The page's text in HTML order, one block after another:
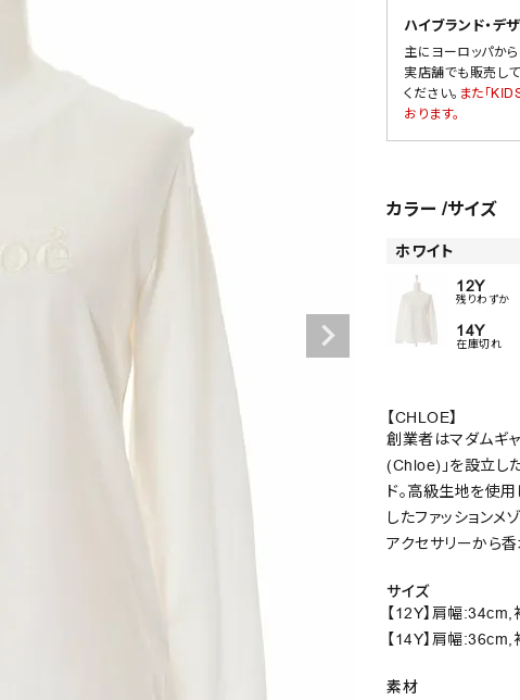
OUTLET
ハイブランド・デ
主にヨーロッパか
実店舗でも販売し
ください。 また「
おります。
カラー サイズ
ホワイト
12Y
残りわずか
14Y
在庫切れ
【CHLOE】
創業者はマダムギ
(Chloe)」を設立し
ド。高級生地を使
したファッションメ
アクセサリーから香
サイズ
【12Y】肩幅
【14Y】肩幅
素材